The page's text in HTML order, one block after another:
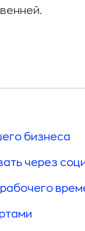
бизнеса
через